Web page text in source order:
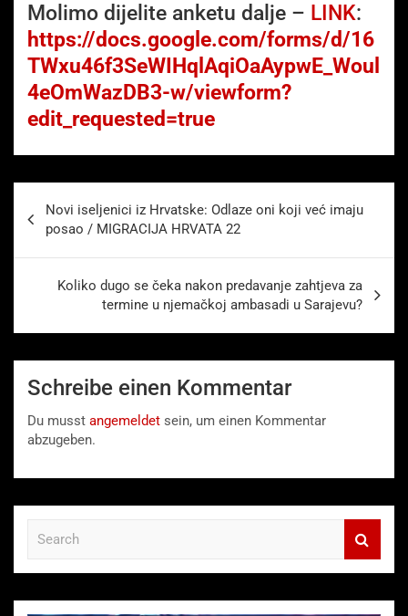
Molimo dijelite anketu dalje – LINK:
https://docs.google.com/forms/d/16
TWxu46f3SeWIHqlAqiOaAypwE_Woul
4eOmWazDB3-w/viewform?
edit_requested=true
Novi iseljenici iz Hrvatske: Odlaze oni koji već imaju
posao / MIGRACIJA HRVATA 22
Koliko dugo se čeka nakon predavanje zahtjeva za
termine u njemačkoj ambasadi u Sarajevu?
Schreibe einen Kommentar
Du musst angemeldet sein, um einen Kommentar
abzugeben.
c